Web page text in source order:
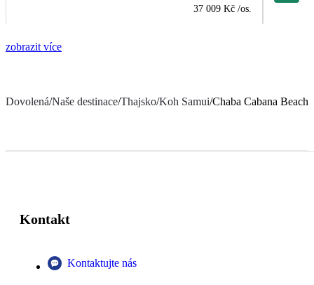
37 009 Kč /os.
zobrazit více
Dovolená/Naše destinace/Thajsko/Koh Samui/Chaba Cabana Beach
Kontakt
Kontaktujte nás